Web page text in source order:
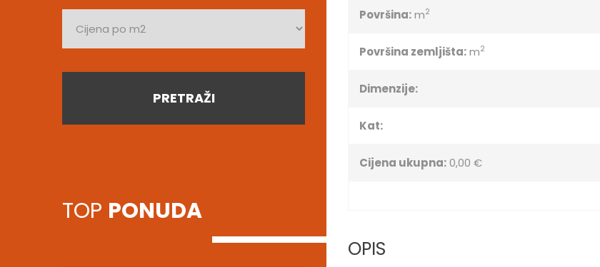
PRETRAŽI
TOP PONUDA
Površina:m2
Površina zemljišta:m2
Dimenzije:
Kat:
Cijena ukupna:0,00 €
OPIS